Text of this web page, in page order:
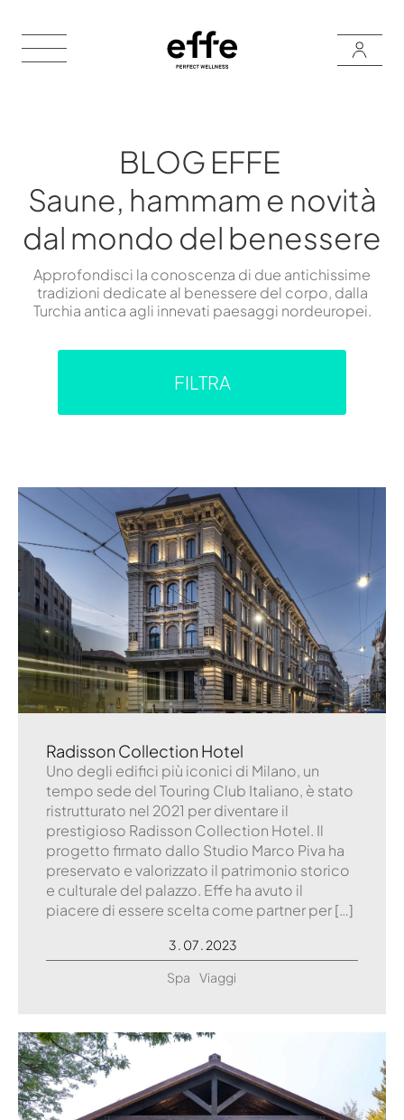
BLOG EFFE
Saune, hammam e novità
dal mondo del benessere
Approfondisci la conoscenza di due antichissime
tradizioni dedicate al benessere del corpo, dalla
Turchia antica agli innevati paesaggi nordeuropei.
FILTRA
Radisson Collection Hotel
Uno degli edifici più iconici di Milano, un
tempo sede del Touring Club Italiano, è stato
ristrutturato nel 2021 per diventare il
prestigioso Radisson Collection Hotel. Il
progetto firmato dallo Studio Marco Piva ha
preservato e valorizzato il patrimonio storico
e culturale del palazzo. Effe ha avuto il
piacere di essere scelta come partner per […]
3 . 07 . 2023
Spa
Viaggi